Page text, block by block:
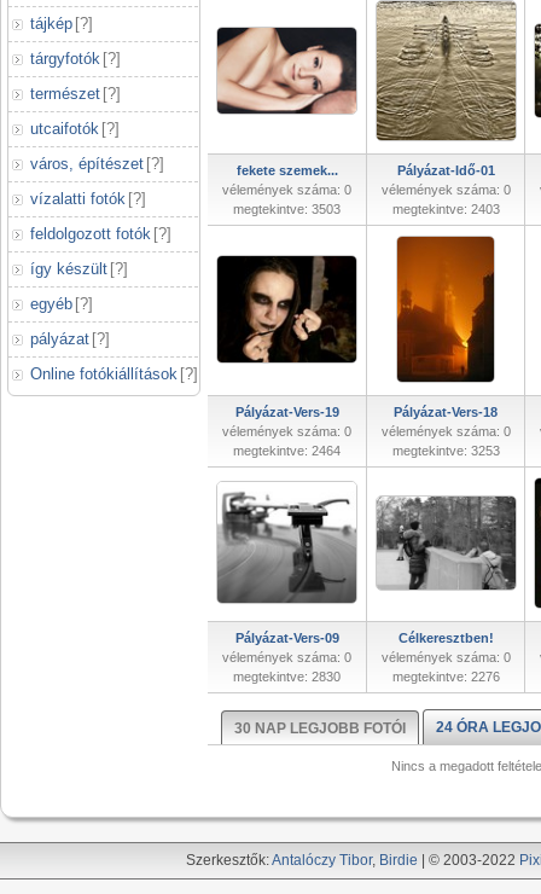
tájkép [?]
tárgyfotók [?]
természet [?]
utcaifotók [?]
város, építészet [?]
vízalatti fotók [?]
feldolgozott fotók [?]
így készült [?]
egyéb [?]
pályázat [?]
Online fotókiállítások [?]
fekete szemek...
vélemények száma: 0
megtekintve: 3503
Pályázat-Idő-01
vélemények száma: 0
megtekintve: 2403
Pályázat-Vers-19
vélemények száma: 0
megtekintve: 2464
Pályázat-Vers-18
vélemények száma: 0
megtekintve: 3253
Pályázat-Vers-09
vélemények száma: 0
megtekintve: 2830
Célkeresztben!
vélemények száma: 0
megtekintve: 2276
30 NAP LEGJOBB FOTÓI 24 ÓRA
Nincs a megadott
Szerkesztők:Antalóczy Tibor, Birdie | © 2003-2022